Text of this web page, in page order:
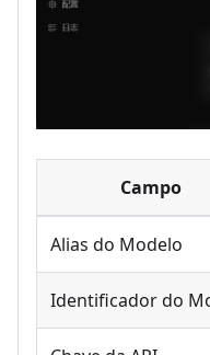
Campo
Alias do Modelo
Identificador do